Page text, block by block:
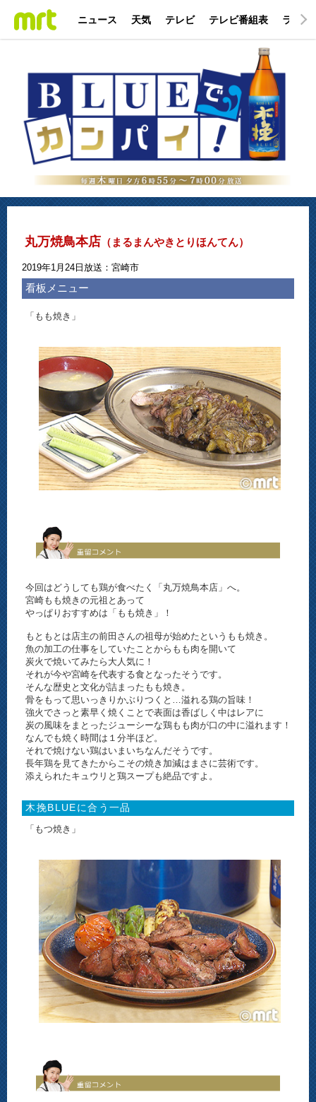
ニュース 天気 テレビ テレビ番組表 ラジオ
丸万焼鳥本店 （まるまんやきとりほんてん）
2019年1月24日放送：宮崎市
看板メニュー
「もも焼き」
今回はどうしても鶏が食べたく「丸万焼鳥本店」へ。
宮崎もも焼きの元祖とあって
やっぱりおすすめは「もも焼き」！
もともとは店主の前田さんの祖母が始めたというもも焼き。
魚の加工の仕事をしていたことからもも肉を開いて
炭火で焼いてみたら大人気に！
それが今や宮崎を代表する食となったそうです。
そんな歴史と文化が詰まったもも焼き。
骨をもって思いっきりかぶりつくと…溢れる鶏の旨味！
強火でさっと素早く焼くことで表面は香ばしく中はレアに
炭の風味をまとったジューシーな鶏もも肉が口の中に溢れます！
なんでも焼く時間は１分半ほど。
それで焼けない鶏はいまいちなんだそうです。
長年鶏を見てきたからこその焼き加減はまさに芸術です。
添えられたキュウリと鶏スープも絶品ですよ。
木挽BLUEに合う一品
「もつ焼き」